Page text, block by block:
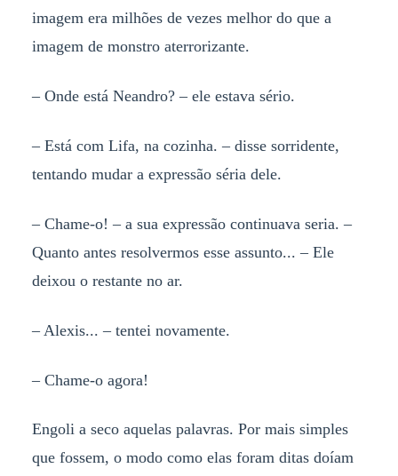
imagem era milhões de vezes melhor do que a
imagem de monstro aterrorizante.
– Onde está Neandro? – ele estava sério.
– Está com Lifa, na cozinha. – disse sorridente,
tentando mudar a expressão séria dele.
– Chame-o! – a sua expressão continuava seria. –
Quanto antes resolvermos esse assunto... – Ele
deixou o restante no ar.
– Alexis... – tentei novamente.
– Chame-o agora!
Engoli a seco aquelas palavras. Por mais simples
que fossem, o modo como elas foram ditas doíam